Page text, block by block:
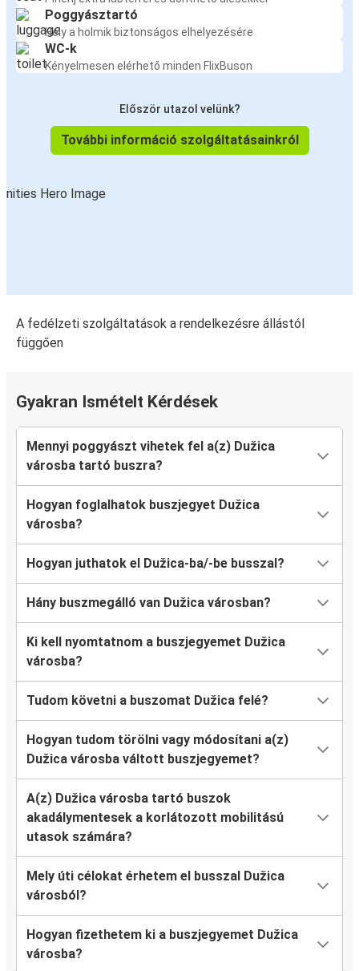
Poggyásztartó
Hely a holmik biztonságos elhelyezésére
WC-k
Kényelmesen elérhető minden FlixBuson
Először utazol velünk?
További információ szolgáltatásainkról
A fedélzeti szolgáltatások a rendelkezésre állástól
függően
Gyakran Ismételt Kérdések
Mennyi poggyászt vihetek fel a(z) Dužica
városba tartó buszra?
Hogyan foglalhatok buszjegyet Dužica
városba?
Hogyan juthatok el Dužica-ba/-be busszal?
Hány buszmegálló van Dužica városban?
Ki kell nyomtatnom a buszjegyemet Dužica
városba?
Tudom követni a buszomat Dužica felé?
Hogyan tudom törölni vagy módosítani a(z)
Dužica városba váltott buszjegyemet?
A(z) Dužica városba tartó buszok
akadálymentesek a korlátozott mobilitású
utasok számára?
Mely úti célokat érhetem el busszal Dužica
városból?
Hogyan fizethetem ki a buszjegyemet Dužica
városba?